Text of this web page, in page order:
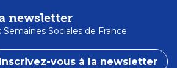
newsletter
Semaines Sociales de France
Inscrivez-vous à la newsletter